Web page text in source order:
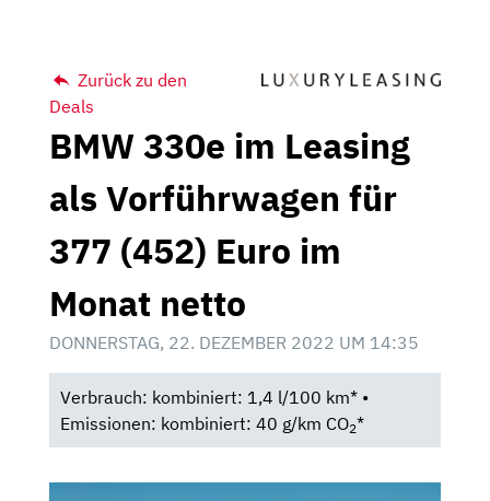
Zurück zu den
Deals
BMW 330e im Leasing
als Vorführwagen für
377 (452) Euro im
Monat netto
DONNERSTAG, 22. DEZEMBER 2022 UM 14:35
Verbrauch: kombiniert: 1,4 l/100 km* •
Emissionen: kombiniert: 40 g/km CO2*